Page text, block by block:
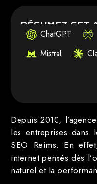
RÉSUMEZ CET
ChatGPT
Mistral
Depuis 2010,
les entreprises dans
SEO Reims. En
internet pensés dès
naturel et la